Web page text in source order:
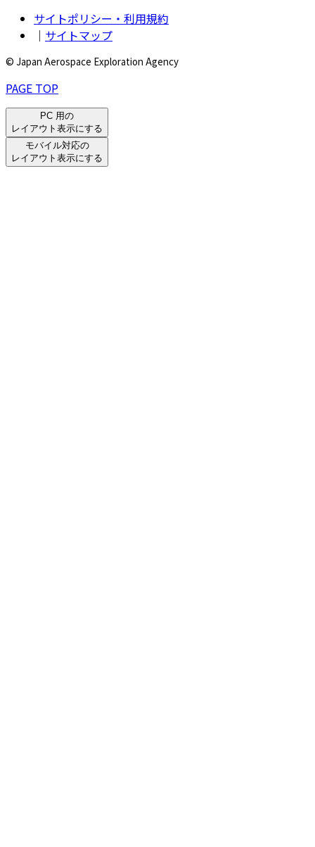
サイトポリシー・利用規約
｜ サイトマップ
© Japan Aerospace Exploration Agency
PAGE TOP
PC 用の
レイアウト表示にする
モバイル対応の
レイアウト表示にする